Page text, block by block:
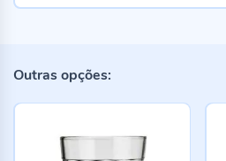
Outras opções: